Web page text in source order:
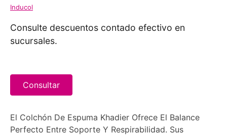
Inducol
Consulte descuentos contado efectivo en
sucursales.
Consultar
El Colchón De Espuma Khadier Ofrece El Balance
Perfecto Entre Soporte Y Respirabilidad. Sus